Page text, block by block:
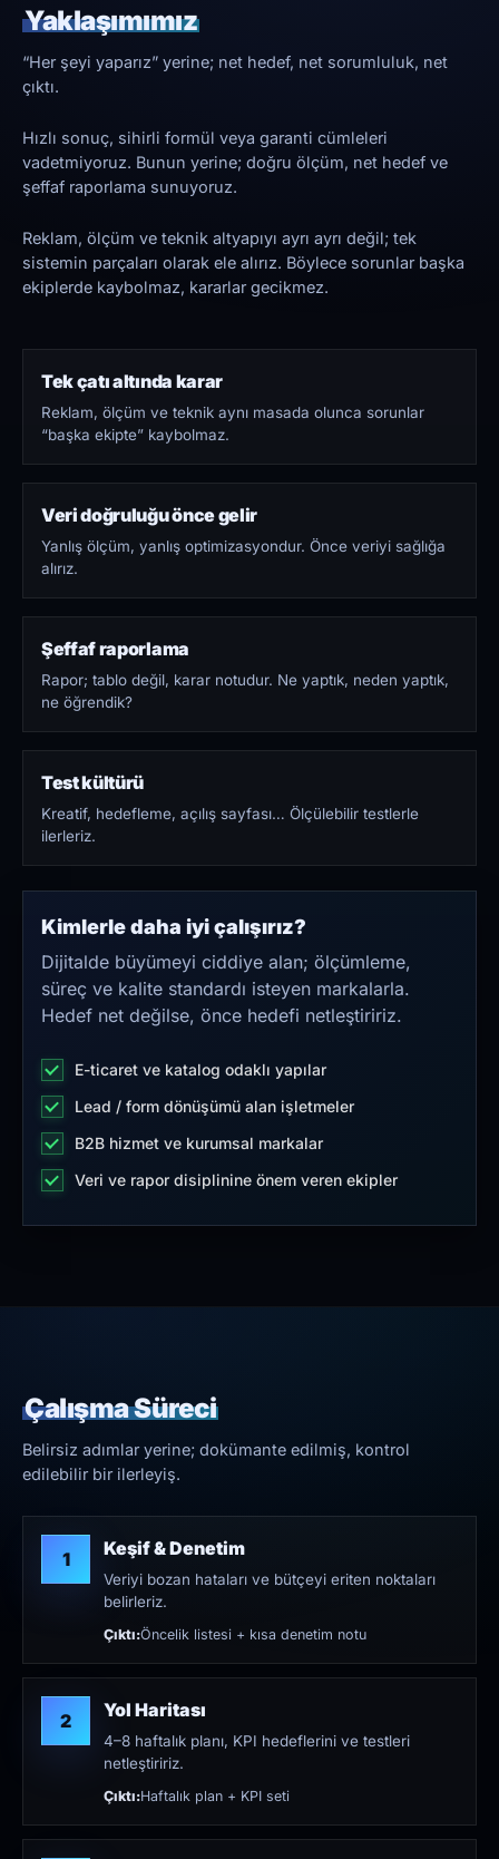
Yaklaşımımız
“Her şeyi yaparız” yerine; net hedef, net sorumluluk, net
çıktı.
Hızlı sonuç, sihirli formül veya garanti cümleleri
vadetmiyoruz. Bunun yerine; doğru ölçüm, net hedef ve
şeffaf raporlama sunuyoruz.
Reklam, ölçüm ve teknik altyapıyı ayrı ayrı değil; tek
sistemin parçaları olarak ele alırız. Böylece sorunlar başka
ekiplerde kaybolmaz, kararlar gecikmez.
Tek çatı altında karar
Reklam, ölçüm ve teknik aynı masada olunca sorunlar
“başka ekipte” kaybolmaz.
Veri doğruluğu önce gelir
Yanlış ölçüm, yanlış optimizasyondur. Önce veriyi sağlığa
alırız.
Şeffaf raporlama
Rapor; tablo değil, karar notudur. Ne yaptık, neden yaptık,
ne öğrendik?
Test kültürü
Kreatif, hedefleme, açılış sayfası… Ölçülebilir testlerle
ilerleriz.
Kimlerle daha iyi çalışırız?
Dijitalde büyümeyi ciddiye alan; ölçümleme,
süreç ve kalite standardı isteyen markalarla.
Hedef net değilse, önce hedefi netleştiririz.
E-ticaret ve katalog odaklı yapılar
Lead / form dönüşümü alan işletmeler
B2B hizmet ve kurumsal markalar
Veri ve rapor disiplinine önem veren ekipler
Çalışma Süreci
Belirsiz adımlar yerine; dokümante edilmiş, kontrol
edilebilir bir ilerleyiş.
1 Keşif & Denetim
Veriyi bozan hataları ve bütçeyi eriten noktaları
belirleriz.
Çıktı:Öncelik listesi + kısa denetim notu
2 Yol Haritası
4–8 haftalık planı, KPI hedeflerini ve testleri
netleştiririz.
Çıktı:Haftalık plan + KPI seti